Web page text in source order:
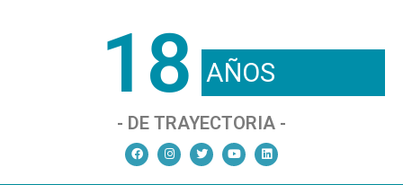
18 AÑOS
- DE TRAYECTORIA -